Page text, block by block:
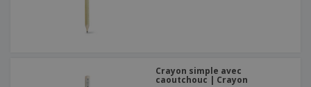
Crayon simple avec
caoutchouc | Crayon